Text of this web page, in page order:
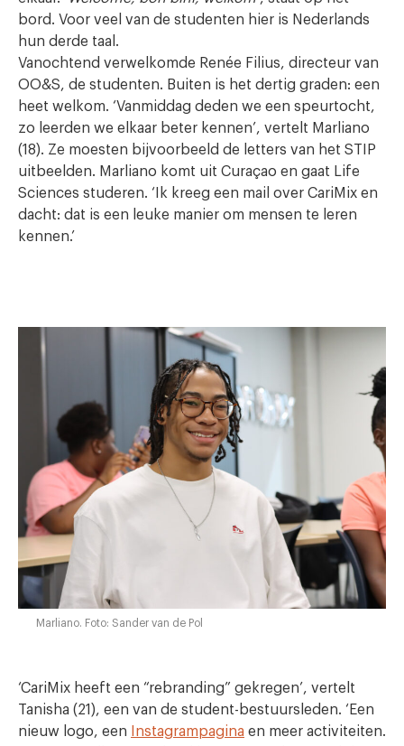
bord. Voor veel van de studenten hier is Nederlands
hun derde taal.
Vanochtend verwelkomde Renée Filius, directeur van
OO&S, de studenten. Buiten is het dertig graden: een
heet welkom. ‘Vanmiddag deden we een speurtocht,
zo leerden we elkaar beter kennen’, vertelt Marliano
(18). Ze moesten bijvoorbeeld de letters van het STIP
uitbeelden. Marliano komt uit Curaçao en gaat Life
Sciences studeren. ‘Ik kreeg een mail over CariMix en
dacht: dat is een leuke manier om mensen te leren
kennen.’
Marliano. Foto: Sander van de Pol
‘CariMix heeft een “rebranding” gekregen’, vertelt
Tanisha (21), een van de student-bestuursleden. ‘Een
nieuw logo, een
Instagrampagina en meer activiteiten.